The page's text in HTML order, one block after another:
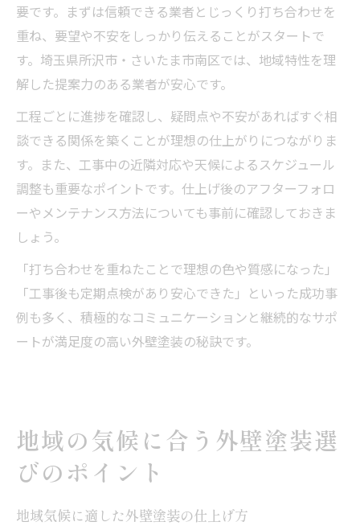
要です。まずは信頼できる業者とじっくり打ち合わせを
重ね、要望や不安をしっかり伝えることがスタートで
す。埼玉県所沢市・さいたま市南区では、地域特性を理
解した提案力のある業者が安心です。
工程ごとに進捗を確認し、疑問点や不安があればすぐ相
談できる関係を築くことが理想の仕上がりにつながりま
す。また、工事中の近隣対応や天候によるスケジュール
調整も重要なポイントです。仕上げ後のアフターフォロ
ーやメンテナンス方法についても事前に確認しておきま
しょう。
「打ち合わせを重ねたことで理想の色や質感になった」
「工事後も定期点検があり安心できた」といった成功事
例も多く、積極的なコミュニケーションと継続的なサポ
ートが満足度の高い外壁塗装の秘訣です。
地域の気候に合う外壁塗装選
びのポイント
地域気候に適した外壁塗装の仕上げ方